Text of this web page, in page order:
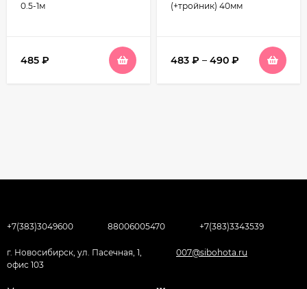
0.5-1м
485 ₽
(+тройник) 40мм
483 ₽ – 490 ₽
+7(383)3049600 88006005470 +7(383)3343539
г. Новосибирск, ул. Пасечная, 1,
офис 103
007@sibohota.ru